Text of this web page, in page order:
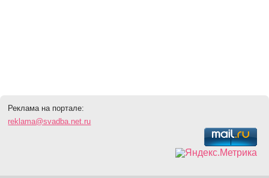
Реклама на портале:
reklama@svadba.net.ru